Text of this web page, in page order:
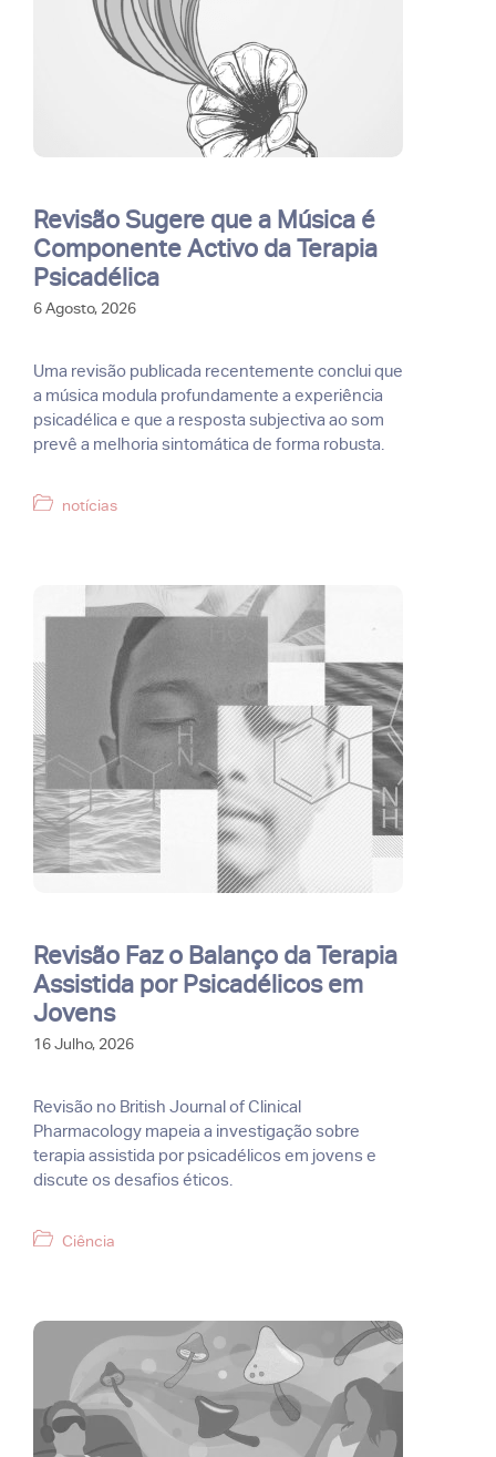
Revisão Sugere que a Música é
Componente Activo da Terapia
Psicadélica
6 Agosto, 2026
Uma revisão publicada recentemente conclui que
a música modula profundamente a experiência
psicadélica e que a resposta subjectiva ao som
prevê a melhoria sintomática de forma robusta.
Categorias
notícias
Revisão Faz o Balanço da Terapia
Assistida por Psicadélicos em
Jovens
16 Julho, 2026
Revisão no British Journal of Clinical
Pharmacology mapeia a investigação sobre
terapia assistida por psicadélicos em jovens e
discute os desafios éticos.
Categorias
Ciência